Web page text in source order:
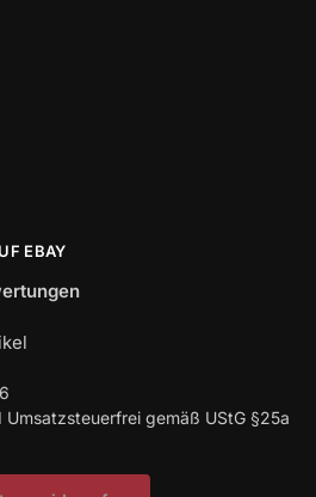
EBAY
gemäß UStG §25a